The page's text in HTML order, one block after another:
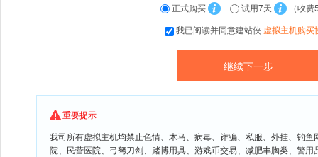
正式购买 试用7天
（收费
我已阅读并同意建站侠 虚拟主机购买
重要提示
我司所有虚拟主机均禁止色情、木马、病毒、诈骗、私服、外挂、钓
院、民营医院、弓驽刀剑、赌博用具、游戏币交易、减肥丰胸类、警